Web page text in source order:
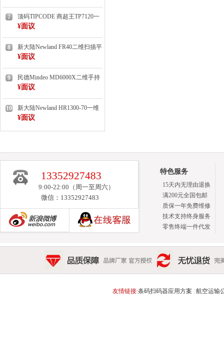
7
顶码TIPCODE 商超王TP7120一
维扫描平台
¥面议
8
新大陆Newland FR40二维扫描平
台（扫码墩）
¥面议
9
民德Mindeo MD6000X二维手持
扫描枪（已停产/有货）
¥面议
10
新大陆Newland HR1300-70一维
手持扫描枪
¥面议
13352927483
9:00-22:00（周一至周六）
微信：13352927483
特色服务
15天内无理由退换
满200元全国包邮
质保一年免费维修
技术支持终身服务
零售终端一件代发
品质保障 品牌厂家 官方授权 无忧退货 完美售后 15天
友情链接:条码扫码器应用方案 航空运输